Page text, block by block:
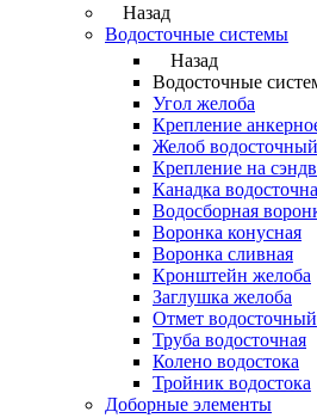
Назад
Водосточные системы
Назад
Водосточные
Угол желоба
Крепление
Желоб водосточный
Крепление на
Канадка
Водосборная
Воронка конусная
Воронка сливная
Кронштейн желоба
Заглушка желоба
Отмет водосточный
Труба водосточная
Колено водостока
Тройник водостока
Доборные элементы